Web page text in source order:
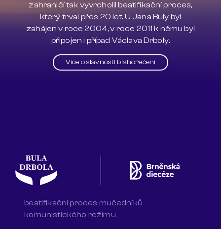
zahraničí tak vyvrcholil beatifikační proces,
který trval přes 20 let. U Jana Buly byl
zahájen v roce 2004, v roce 2011 k němu byl
připojen i případ Václava Drboly.
Více o slavnosti blahořečení
beatifikační proces mučedníků
komunistického režimu